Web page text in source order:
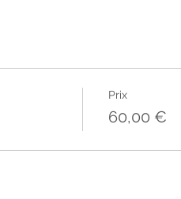
Prix
60,00 €